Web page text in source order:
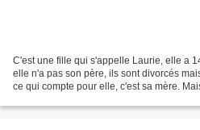
C'est une fille qui s'appelle Laurie, elle a
elle n'a pas son père, ils sont divorcés
ce qui compte pour elle, c'est sa mère.